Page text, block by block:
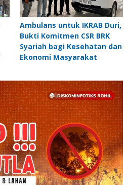
Ambulans untuk IKRAB Duri,
Bukti Komitmen CSR BRK
Syariah bagi Kesehatan dan
Ekonomi Masyarakat